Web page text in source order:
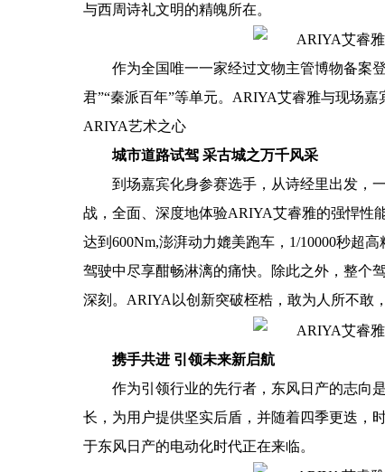
与西周诗礼文明的精魄所在。
作为全国唯一一家经过文物主管博物备案
君”“秦派百年”等单元。ARIYA艾睿雅与现场
ARIYA艺术之心
城市道路试驾 采古城之万千风采
到场嘉宾化身参赛选手，从诗经里出发，
战，全面、深度地体验ARIYA艾睿雅的强悍性
达到600Nm,澎湃动力媲美跑车，1/10000秒超
驾驶中尽享酣畅淋漓的痛快。除此之外，整个
深刻。ARIYA以创新突破桎梏，敢为人所不敢
携手共进 引领未来新启航
作为引领行业的先行者，东风日产的志向
长，为用户提供坚实后盾，并随着四季更迭，
于东风日产的电动化时代正在来临。